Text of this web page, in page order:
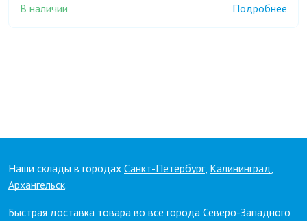
В наличии Подробнее
Наши склады в городах Санкт-Петербург, Калининград,
Архангельск.
Быстрая доставка товара во все города Северо-Западного